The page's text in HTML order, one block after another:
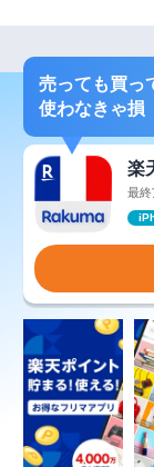
売っても買っ
使わなきゃ損
楽
最終